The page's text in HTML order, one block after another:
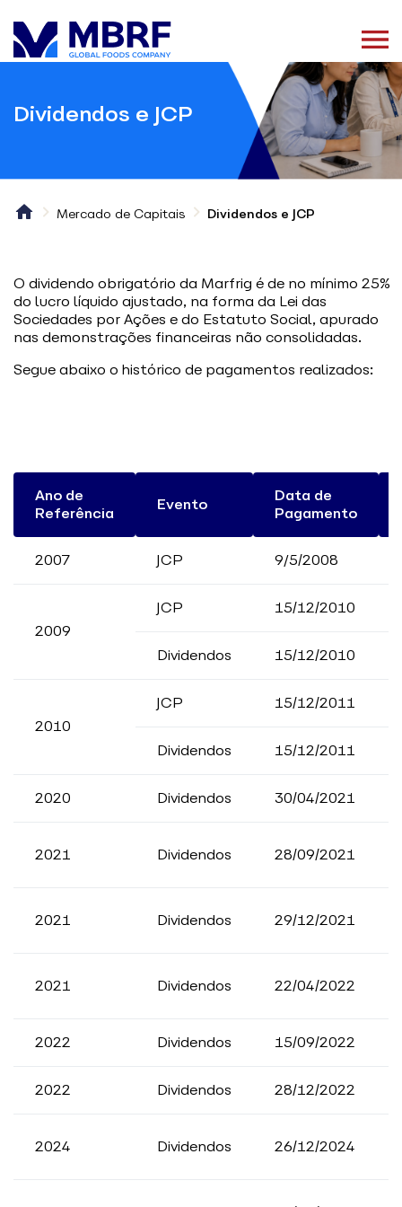
Dividendos e JCP
Mercado de Capitais Dividendos e JCP
O dividendo obrigatório da Marfrig é de no mínimo 25%
do lucro líquido ajustado, na forma da Lei das
Sociedades por Ações e do Estatuto Social, apurado
nas demonstrações financeiras não consolidadas.
Segue abaixo o histórico de pagamentos realizados:
Ano de
Referência
Evento
Data de
Pagamento
2007 JCP 9/5/2008
2009
JCP 15/12/2010
Dividendos 15/12/2010
2010
JCP 15/12/2011
Dividendos 15/12/2011
2020 Dividendos 30/04/2021
2021 Dividendos 28/09/2021
2021 Dividendos 29/12/2021
2021 Dividendos 22/04/2022
2022 Dividendos 15/09/2022
2022 Dividendos 28/12/2022
2024 Dividendos 26/12/2024